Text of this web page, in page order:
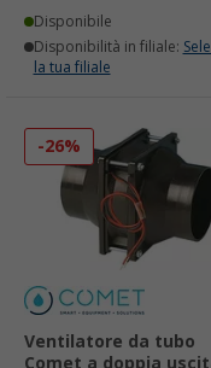
Disponibile
Disponibilità in filiale:
la tua filiale
-26%
Ventilatore da tubo
Comet a doppia